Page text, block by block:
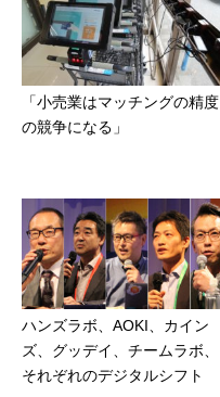
「小売業はマッチングの精度
の競争になる」
ハンズラボ、AOKI、カイン
ズ、グッデイ、チームラボ、
それぞれのデジタルシフト